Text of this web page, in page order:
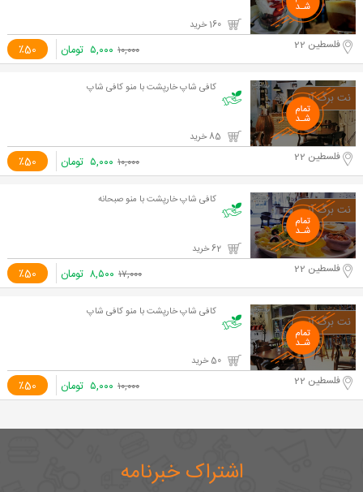
٪50 فلسطین 22 ۱۰,۰۰۰ ۵,۰۰۰ تومان
کافی شاپ خارپشت با منو کافی شاپ
٪50 فلسطین 22 ۱۰,۰۰۰ ۵,۰۰۰ تومان
کافی شاپ خارپشت با منو صبحانه
٪50 فلسطین 22 ۱۷,۰۰۰ ۸,۵۰۰ تومان
کافی شاپ خارپشت با منو کافی شاپ
٪50 فلسطین 22 ۱۰,۰۰۰ ۵,۰۰۰ تومان
اشتراک خبرنامه